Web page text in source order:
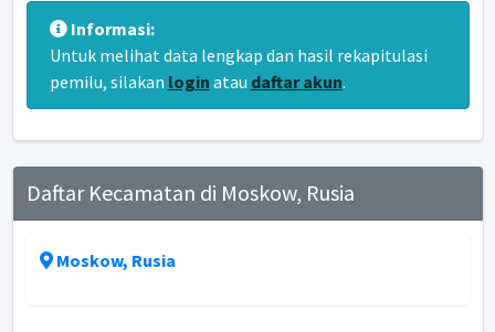
Informasi:
Untuk melihat data lengkap dan hasil rekapitulasi
pemilu, silakan login atau daftar akun.
Daftar Kecamatan di Moskow, Rusia
Moskow, Rusia